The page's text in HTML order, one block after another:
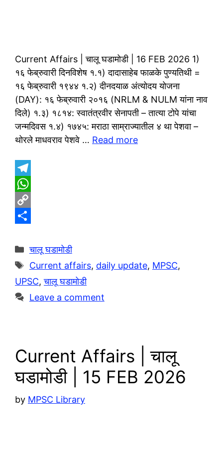
Current Affairs | चालू घडामोडी | 16 FEB 2026 1)
१६ फेब्रुवारी दिनविशेष १.१) दादासाहेब फाळके पुण्यतिथी =
१६ फेब्रुवारी १९४४ १.२) दीनदयाळ अंत्योदय योजना
(DAY): १६ फेब्रुवारी २०१६ (NRLM & NULM यांना नाव
दिले) १.३) १८१४: स्वातंत्रवीर सेनापती – तात्या टोपे यांचा
जन्मदिवस १.४) १७४५: मराठा साम्राज्यातील ४ था पेशवा –
थोरले माधवराव पेशवे … Read more
T
e
g
r
a
m
W
h
t
s
A
p
C
p
y
L
i
h
a
r
e
Categories
चालू घडामोडी
Tags
Current affairs, daily update, MPSC,
UPSC,चालू घडामोडी
Leave a comment
Current Affairs | चालू
घडामोडी | 15 FEB 2026
by MPSC Library